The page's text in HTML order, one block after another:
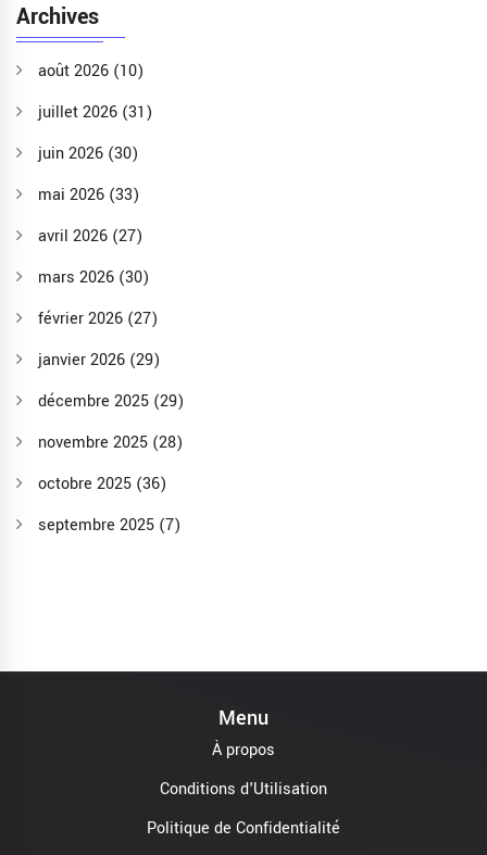
Archives
août 2026 (10)
juillet 2026 (31)
juin 2026 (30)
mai 2026 (33)
avril 2026 (27)
mars 2026 (30)
février 2026 (27)
janvier 2026 (29)
décembre 2025 (29)
novembre 2025 (28)
octobre 2025 (36)
septembre 2025 (7)
Menu
À propos
Conditions d'Utilisation
Politique de Confidentialité